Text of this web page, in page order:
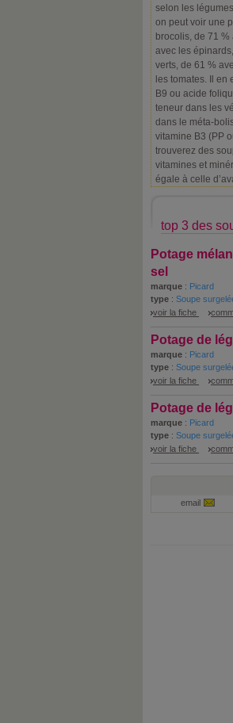
selon les
on peut voir une
brocolis, de 71
avec les
verts, de 61 %
les tomates. Il en
B9 ou acide
teneur dans les
dans le méta-
vitamine B3 (PP
trouverez des
vitamines et
égale à celle
top 3 des
Potage
sel
marque : Picard
type : Soupe
voir la fiche
Potage de
marque : Picard
type : Soupe
voir la fiche
Potage de
marque : Picard
type : Soupe
voir la fiche
email